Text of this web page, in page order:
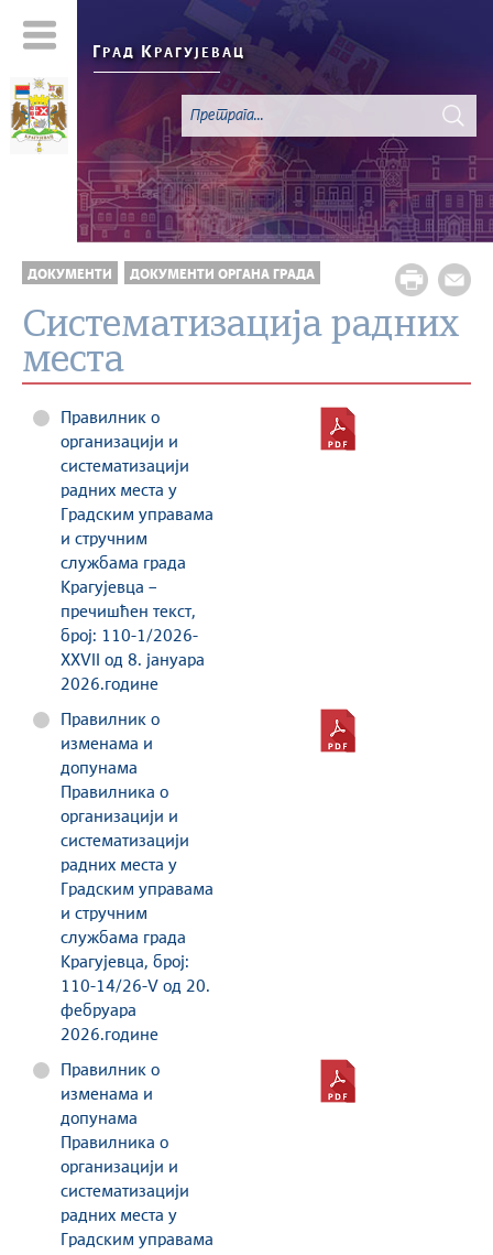
Г РАД К РАГУЈЕВАЦ
ДОКУМЕНТИ ДОКУМЕНТИ ОРГАНА ГРАДА
Систематизација радних
места
Правилник о
организацији и
систематизацији
радних места у
Градским управама
и стручним
службама града
Крагујевца –
пречишћен текст,
број: 110-1/2026-
XXVII од 8. јануара
2026.године
Правилник о
изменама и
допунама
Правилника о
организацији и
систематизацији
радних места у
Градским управама
и стручним
службама града
Крагујевца, број:
110-14/26-V од 20.
фебруара
2026.године
Правилник о
изменама и
допунама
Правилника о
организацији и
систематизацији
радних места у
Градским управама